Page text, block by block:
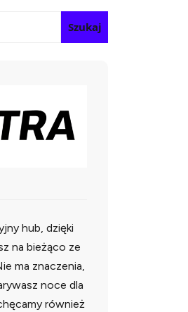
Szukaj
hub, dzięki
na bieżąco ze
ma znaczenia,
noce dla
również